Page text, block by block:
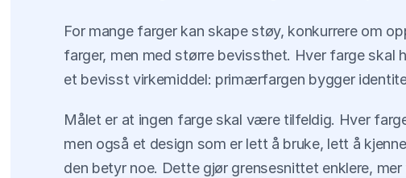
For mange farger kan skape støy, konkurrere om
farger, men med større bevissthet. Hver farge skal
et bevisst virkemiddel: primærfargen bygger
Målet er at ingen farge skal være tilfeldig. Hver
men også et design som er lett å bruke, lett å
den betyr noe. Dette gjør grensesnittet enklere,